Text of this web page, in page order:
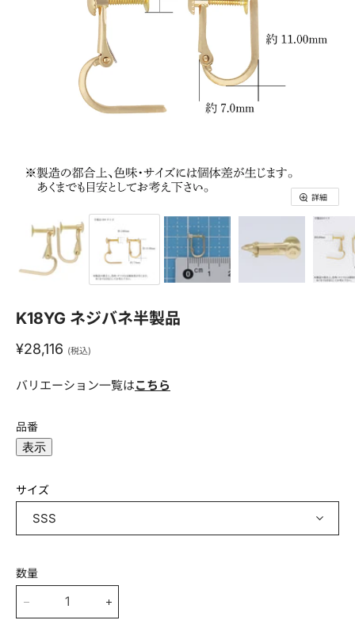
メールアドレス
詳細
K18YG ネジバネ半製品
現在の価格
¥28,116 (税込)
バリエーション一覧はこちら
品番
表示
サイズ
数量